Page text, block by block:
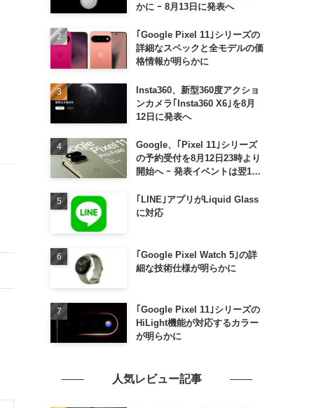
かに ｰ 8月13日に発表へ
｢Google Pixel 11｣シリーズの
詳細なスペックと全モデルの価
格情報が明らかに
Insta360、新型360度アクショ
ンカメラ｢Insta360 X6｣を8月
12日に発表へ
Google、｢Pixel 11｣シリーズ
の予約受付を8月12日23時より
開始へ ｰ 発表イベントは翌13
｢LINE｣アプリがLiquid Glass
に対応
｢Google Pixel Watch 5｣の詳
細な技術仕様が明らかに
｢Google Pixel 11｣シリーズの
HiLight機能が対応するカラー
が明らかに
人気レビュー記事